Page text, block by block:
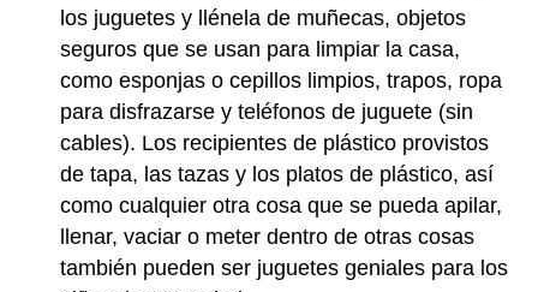
los juguetes y llénela de muñecas, objetos
seguros que se usan para limpiar la casa,
como esponjas o cepillos limpios, trapos, ropa
para disfrazarse y teléfonos de juguete (sin
cables). Los recipientes de plástico provistos
de tapa, las tazas y los platos de plástico, así
como cualquier otra cosa que se pueda apilar,
llenar, vaciar o meter dentro de otras cosas
también pueden ser juguetes geniales para los